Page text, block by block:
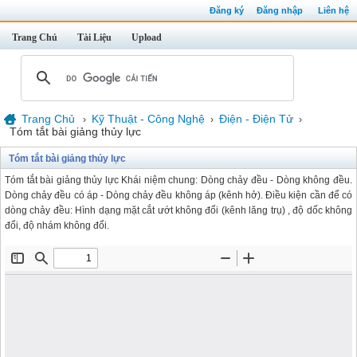
Đăng ký Đăng nhập Liên hệ
Trang Chủ Tài Liệu Upload
Trang Chủ › Kỹ Thuật - Công Nghệ › Điện - Điện Tử ›
Tóm tắt bài giảng thủy lực
Tóm tắt bài giảng thủy lực
Tóm tắt bài giảng thủy lực Khái niệm chung: Dòng chảy đều - Dòng không đều.
Dòng chảy đều có áp - Dòng chảy đều không áp (kênh hở). Điều kiện cần để có
dòng chảy đều: Hình dạng mặt cắt ướt không đổi (kênh lăng trụ) , độ dốc không
đổi, độ nhám không đổi.